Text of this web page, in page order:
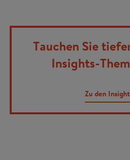
Tauchen Sie
Insights-
Zu den